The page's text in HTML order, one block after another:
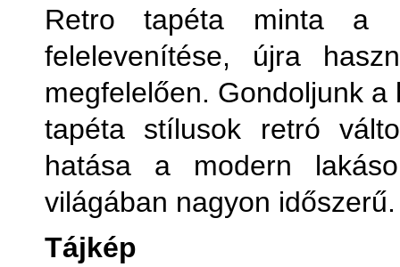
Retro tapéta minta a
felelevenítése, újra
megfelelően. Gondoljunk
tapéta stílusok retró
hatása a modern
világában nagyon időszerű.
Tájkép